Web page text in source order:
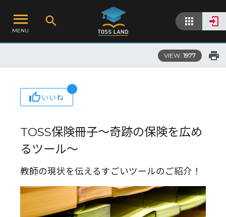
MENU
VIEW: 1977
いいね
TOSS保険冊子～奇跡の保険を広め
るツール～
教師の現状を伝えるすごいツールのご紹介！